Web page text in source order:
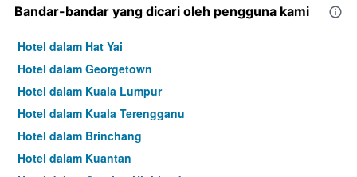
Bandar-bandar yang dicari oleh pengguna kami
Hotel dalam Hat Yai
Hotel dalam Georgetown
Hotel dalam Kuala Lumpur
Hotel dalam Kuala Terengganu
Hotel dalam Brinchang
Hotel dalam Kuantan